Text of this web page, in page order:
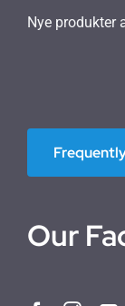
Nye produkter
Our